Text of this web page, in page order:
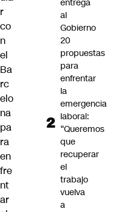
r
co
n
el
Ba
rc
elo
na
pa
ra
en
fre
nt
ar
entrega
al
Gobierno
20
propuestas
para
enfrentar
la
emergencia
laboral:
“Queremos
que
recuperar
el
trabajo
vuelva
a